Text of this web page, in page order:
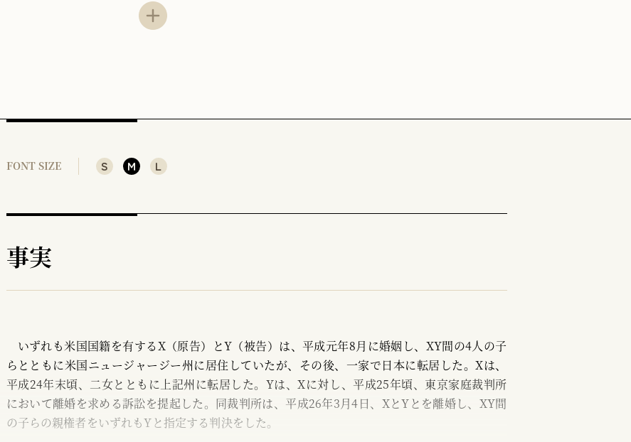
Ⅲ
Ⅱ
Ⅲ
2
Ⅳ
FONT SIZE S M L
事実
いずれも米国国籍を有するX（原告）とY（被告）は、平成元年8月に婚姻し、XY間の4人の子
らとともに米国ニュージャージー州に居住していたが、その後、一家で日本に転居した。Xは、
平成24年末頃、二女とともに上記州に転居した。Yは、Xに対し、平成25年頃、東京家庭裁判所
において離婚を求める訴訟を提起した。同裁判所は、平成26年3月4日、XとYとを離婚し、XY間
の子らの親権者をいずれもYと指定する判決をした。